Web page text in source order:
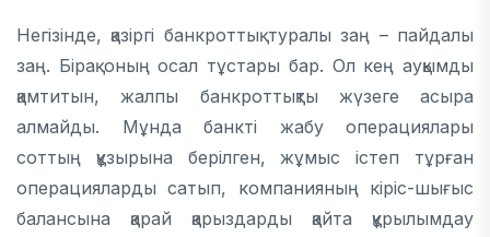
Негізінде, қазіргі банкроттық туралы заң – пайдалы
заң. Бірақ оның осал тұстары бар. Ол кең ауқымды
қамтитын, жалпы банкроттықты жүзеге асыра
алмайды. Мұнда банкті жабу операциялары
соттың құзырына берілген, жұмыс істеп тұрған
операцияларды сатып, компанияның кіріс-шығыс
балансына қарай қарыздарды қайта құрылымдау